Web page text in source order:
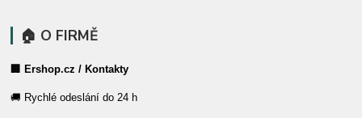
🏠 O FIRMĚ
🏢 Ershop.cz / Kontakty
🚚 Rychlé odeslání do 24 h